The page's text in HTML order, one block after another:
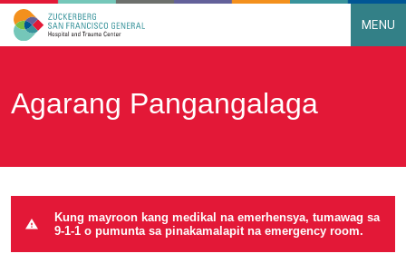
Main Navigation MENU
Agarang Pangangalaga
Kung mayroon kang medikal na emerhensya, tumawag sa
9-1-1 o pumunta sa pinakamalapit na emergency room.